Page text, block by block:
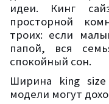
идеи. Кинг
просторной
троих: если
папой, вся
спокойный сон.
Ширина king size
модели могут